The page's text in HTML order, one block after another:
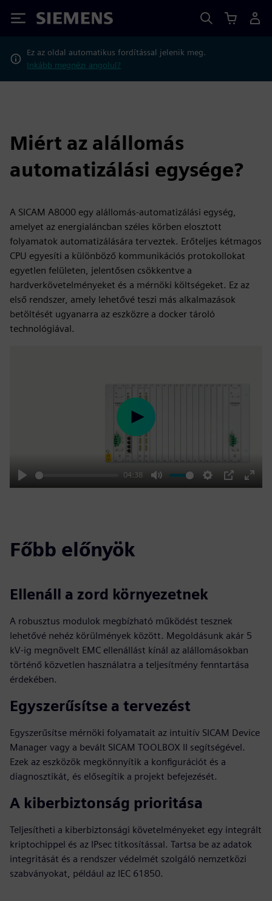
Siemens
Ez az oldal automatikus fordítással jelenik meg.
Inkább megnézi angolul?
Miért az alállomás
automatizálási egysége?
A SICAM A8000 egy alállomás-automatizálási egység,
amelyet az energialáncban széles körben elosztott
folyamatok automatizálására terveztek. Erőteljes kétmagos
CPU egyesíti a különböző kommunikációs protokollokat
egyetlen felületen, jelentősen csökkentve a
hardverkövetelményeket és a mérnöki költségeket. Ez az
első rendszer, amely lehetővé teszi más alkalmazások
betöltését ugyanarra az eszközre a docker tároló
technológiával.
Play
04:38
Mute Settings
PIP
Enter
Play
Főbb előnyök
Ellenáll a zord környezetnek
A robusztus modulok megbízható működést tesznek
lehetővé nehéz körülmények között. Megoldásunk akár 5
kV-ig megnövelt EMC ellenállást kínál az alállomásokban
történő közvetlen használatra a teljesítmény fenntartása
érdekében.
Egyszerűsítse a tervezést
Egyszerűsítse mérnöki folyamatait az intuitív SICAM Device
Manager vagy a bevált SICAM TOOLBOX II segítségével.
Ezek az eszközök megkönnyítik a konfigurációt és a
diagnosztikát, és elősegítik a projekt befejezését.
A kiberbiztonság prioritása
Teljesítheti a kiberbiztonsági követelményeket egy integrált
kriptochippel és az IPsec titkosítással. Tartsa be az adatok
integritását és a rendszer védelmét szolgáló nemzetközi
szabványokat, például az IEC 61850.